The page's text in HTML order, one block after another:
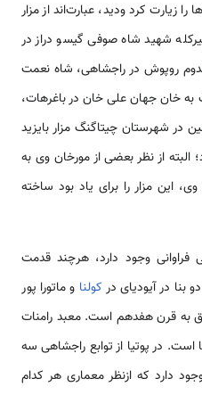
زیارت کرد ودید، عبارت‌اند از مزار
شهید شاه صوفی گیسو دراز در
روپوش در راجشاهی، شاه نعمت
به خان جهان علی خان در باغرهات،
در شهرستان چیتاگنگ مزار بایزید
البته از نظر بعضی از مورخان وی به
این مزار را برای یاد بود ساخته
فراوانی وجود دارد، هرچند قدمت
بنا در آیودیای در کولنا و ماتورا پور
به قرن هفدهم است. معبد رامنات
1752، بسیار زیبا است. در پوتیا از توابع راجشاهی سه
دارد که ازنظر معماری هر کدام